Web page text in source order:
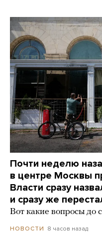
Почти неделю
в центре Москвы
Власти сразу
и сразу же
Вот какие вопросы до
НОВОСТИ 8 часов назад